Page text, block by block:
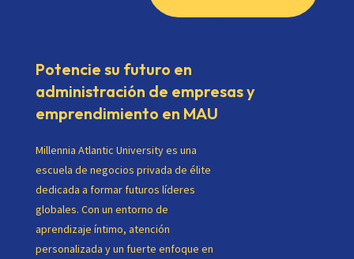
Potencie su futuro en
administración de empresas y
emprendimiento en MAU
Millennia Atlantic University es una
escuela de negocios privada de élite
dedicada a formar futuros líderes
globales. Con un entorno de
aprendizaje íntimo, atención
personalizada y un fuerte enfoque en